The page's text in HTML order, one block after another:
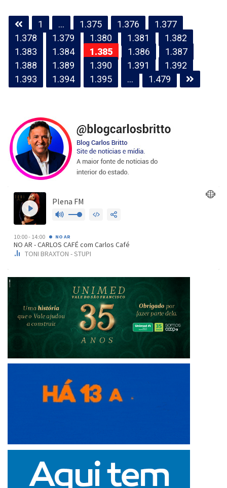
Paginação
de
posts
1 … 1.375 1.376
1.377
1.378
1.379 1.380 1.381
1.382
1.383
1.384 1.385 1.386
1.387
1.388
1.389 1.390 1.391
1.392
1.393
1.394 1.395 … 1.479